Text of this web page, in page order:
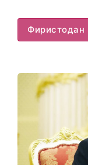
Фиристодан